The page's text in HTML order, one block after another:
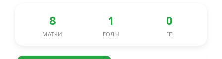
8
МАТЧИ
1
ГОЛЫ
0
ГП